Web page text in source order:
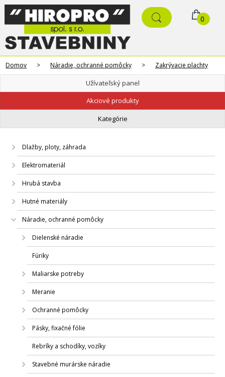
0
Domov > Náradie, ochranné pomôcky > Zakrývacie plachty
Užívateľský panel
Akciové produkty
Kategórie
Dlažby, ploty, záhrada
Elektromateriál
Hrubá stavba
Hutné materiály
Náradie, ochranné pomôcky
Dielenské náradie
Fúriky
Maliarske potreby
Meranie
Ochranné pomôcky
Pásky, fixačné fólie
Rebríky a schodíky, vozíky
Stavebné murárske náradie